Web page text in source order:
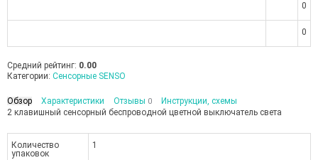
0
0
Средний рейтинг: 0.00
Категории: Сенсорные SENSO
Обзор Характеристики Отзывы 0
Инструкции, схемы
2 клавишный сенсорный беспроводной цветной выключатель света
Количество
упаковок
1